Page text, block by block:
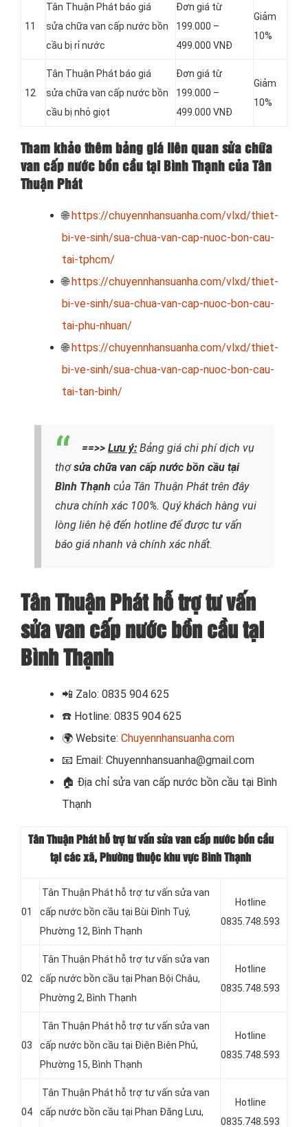
11
Tân Thuận Phát báo giá
sửa chữa van cấp nước bồn
cầu bị rỉ nước
Đơn giá từ
199.000 –
499.000 VNĐ
Giảm
10%
12
Tân Thuận Phát báo giá
sửa chữa van cấp nước bồn
cầu bị nhỏ giọt
Đơn giá từ
199.000 –
499.000 VNĐ
Giảm
10%
Tham khảo thêm bảng giá liên quan sửa chữa
van cấp nước bồn cầu tại Bình Thạnh của Tân
Thuận Phát
🌐https://chuyennhansuanha.com/vlxd/thiet-
bi-ve-sinh/sua-chua-van-cap-nuoc-bon-cau-
tai-tphcm/
🌐https://chuyennhansuanha.com/vlxd/thiet-
bi-ve-sinh/sua-chua-van-cap-nuoc-bon-cau-
tai-phu-nhuan/
🌐https://chuyennhansuanha.com/vlxd/thiet-
bi-ve-sinh/sua-chua-van-cap-nuoc-bon-cau-
tai-tan-binh/
==>> Lưu ý: Bảng giá chi phí dịch vụ
thợsửa chữa van cấp nước bồn cầu tại
Bình Thạnh của Tân Thuận Phát trên đây
chưa chính xác 100%. Quý khách hàng vui
lòng liên hệ đến hotline để được tư vấn
báo giá nhanh và chính xác nhất.
Tân Thuận Phát hỗ trợ tư vấn
sửa van cấp nước bồn cầu tại
Bình Thạnh
📲 Zalo: 0835 904 625
☎️ Hotline: 0835 904 625
🌍 Website: Chuyennhansuanha.com
📧 Email: Chuyennhansuanha@gmail.com
🏠 Địa chỉ sửa van cấp nước bồn cầu tại Bình
Thạnh
Tân Thuận Phát hỗ trợ tư vấn sửa van cấp nước bồn cầu
tại các xã, Phường thuộc khu vực Bình Thạnh
01
Tân Thuận Phát hỗ trợ tư vấn sửa van
cấp nước bồn cầu tại Bùi Đình Tuý,
Phường 12, Bình Thạnh
Hotline
0835.748.593
02
Tân Thuận Phát hỗ trợ tư vấn sửa van
cấp nước bồn cầu tại Phan Bội Châu,
Phường 2, Bình Thạnh
Hotline
0835.748.593
03
Tân Thuận Phát hỗ trợ tư vấn sửa van
cấp nước bồn cầu tại Điện Biên Phủ,
Phường 15, Bình Thạnh
Hotline
0835.748.593
04
Tân Thuận Phát hỗ trợ tư vấn sửa van
cấp nước bồn cầu tại Phan Đăng Lưu,
Hotline
0835.748.593